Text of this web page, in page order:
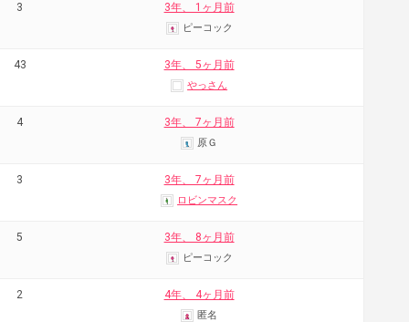
3 3年、 1ヶ月前
ピーコック
43 3年、 5ヶ月前
やっさん
4 3年、 7ヶ月前
原Ｇ
3 3年、 7ヶ月前
ロビンマスク
5 3年、 8ヶ月前
ピーコック
2 4年、 4ヶ月前
匿名